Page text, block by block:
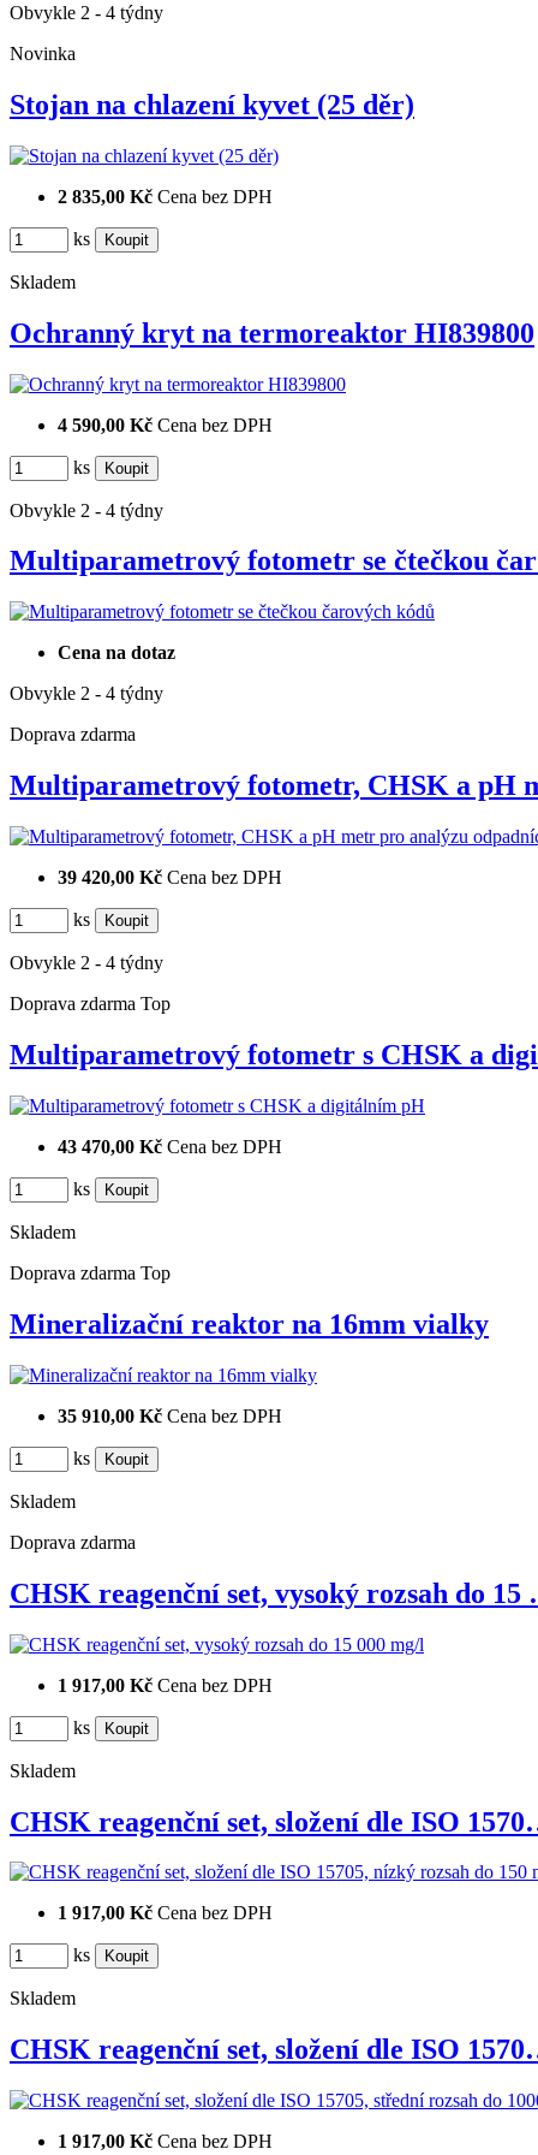
Obvykle 2 - 4 týdny
Novinka
Stojan na chlazení kyvet (25 děr)
2 835,00 Kč Cena bez DPH
ks
Skladem
Ochranný kryt na termoreaktor HI839800
4 590,00 Kč Cena bez DPH
ks
Obvykle 2 - 4 týdny
Multiparametrový fotometr se čtečkou
Cena na dotaz
Obvykle 2 - 4 týdny
Doprava zdarma
Multiparametrový fotometr, CHSK a pH
39 420,00 Kč Cena bez DPH
ks
Obvykle 2 - 4 týdny
Doprava zdarma Top
Multiparametrový fotometr s CHSK a
43 470,00 Kč Cena bez DPH
ks
Skladem
Doprava zdarma Top
Mineralizační reaktor na 16mm vialky
35 910,00 Kč Cena bez DPH
ks
Skladem
Doprava zdarma
CHSK reagenční set, vysoký rozsah do 15
1 917,00 Kč Cena bez DPH
ks
Skladem
CHSK reagenční set, složení dle ISO
1 917,00 Kč Cena bez DPH
ks
Skladem
CHSK reagenční set, složení dle ISO
1 917,00 Kč Cena bez DPH